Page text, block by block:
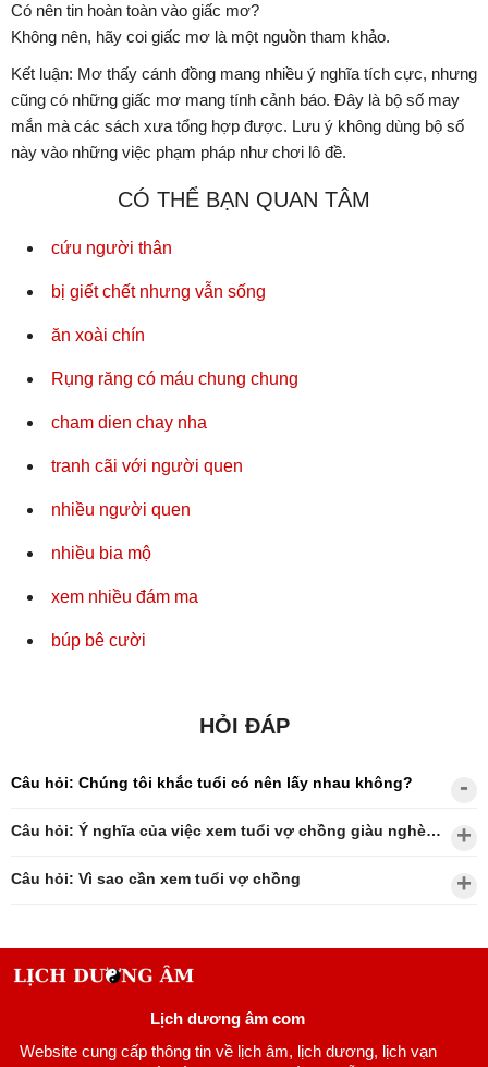
Có nên tin hoàn toàn vào giấc mơ?
Không nên, hãy coi giấc mơ là một nguồn tham khảo.
Kết luận: Mơ thấy cánh đồng mang nhiều ý nghĩa tích cực, nhưng
cũng có những giấc mơ mang tính cảnh báo. Đây là bộ số may
mắn mà các sách xưa tổng hợp được. Lưu ý không dùng bộ số
này vào những việc phạm pháp như chơi lô đề.
CÓ THỂ BẠN QUAN TÂM
cứu người thân
bị giết chết nhưng vẫn sống
ăn xoài chín
Rụng răng có máu chung chung
cham dien chay nha
tranh cãi với người quen
nhiều người quen
nhiều bia mộ
xem nhiều đám ma
búp bê cười
HỎI ĐÁP
Câu hỏi: Chúng tôi khắc tuổi có nên lấy nhau không?
Câu hỏi: Ý nghĩa của việc xem tuổi vợ chồng giàu nghèo?
Câu hỏi: Vì sao cần xem tuổi vợ chồng
Lịch dương âm com
Website cung cấp thông tin về lịch âm, lịch dương, lịch vạn